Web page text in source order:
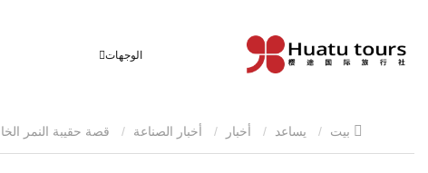
الوجهات
يساعد أخبار أخبار الصناعة